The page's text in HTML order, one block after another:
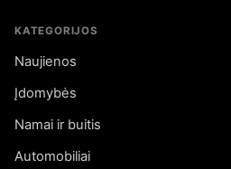
KATEGORIJOS
Naujienos
Įdomybės
Namai ir buitis
Automobiliai